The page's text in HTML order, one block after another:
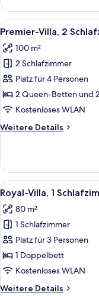
Villa,
3 Schlafzimmer,
eigener
Gartenblick
Alle
Fotos
für
Premier-
Villa,
2 Schlafzimmer,
eigener
(4
13
Premier-Villa, 2
100 m²
2 Schlafzimmer
Platz für 4 Personen
2 Queen-Betten und
Kostenloses WLAN
Weitere Details
Weitere
Villa,
2 Schlafzimmer,
eigener
Pool
(4
guests)
Alle
Fotos
für
Royal-
Villa,
1
Schlafzimmer
17
Royal-Villa, 1
80 m²
1 Schlafzimmer
Platz für 3 Personen
1 Doppelbett
Kostenloses WLAN
Weitere Details
Weitere